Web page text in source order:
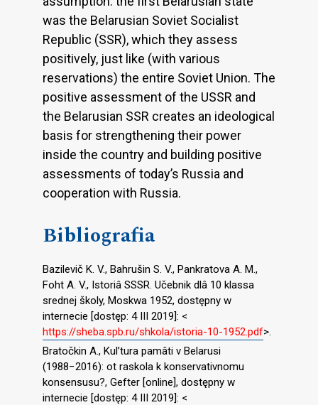
was the Belarusian Soviet Socialist
Republic (SSR), which they assess
positively, just like (with various
reservations) the entire Soviet Union. The
positive assessment of the USSR and
the Belarusian SSR creates an ideological
basis for strengthening their power
inside the country and building positive
assessments of today’s Russia and
cooperation with Russia.
Bibliografia
Bazilevič K. V., Bahrušin S. V., Pankratova A. M.,
Foht A. V., Istoriâ SSSR. Učebnik dlâ 10 klassa
srednej školy, Moskwa 1952, dostępny w
internecie [dostęp: 4 III 2019]: <
https://sheba.spb.ru/shkola/istoria-10-1952.pdf>.
Bratočkin A., Kul’tura pamâti v Belarusi
(1988−2016): ot raskola k konservativnomu
konsensusu?, Gefter [online], dostępny w
internecie [dostęp: 4 III 2019]: <